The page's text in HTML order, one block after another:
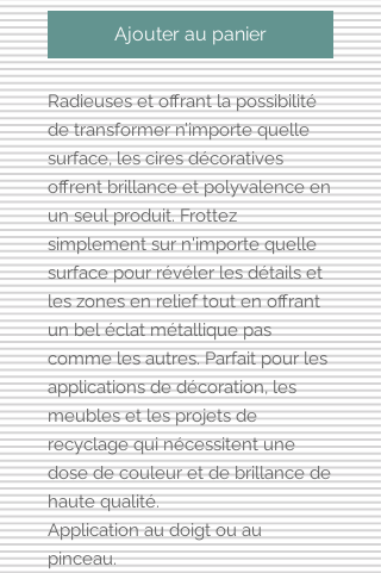
Ajouter au panier
Radieuses et offrant la possibilité
de transformer n’importe quelle
surface, les cires décoratives
offrent brillance et polyvalence en
un seul produit. Frottez
simplement sur n'importe quelle
surface pour révéler les détails et
les zones en relief tout en offrant
un bel éclat métallique pas
comme les autres. Parfait pour les
applications de décoration, les
meubles et les projets de
recyclage qui nécessitent une
dose de couleur et de brillance de
haute qualité.
Application au doigt ou au
pinceau.